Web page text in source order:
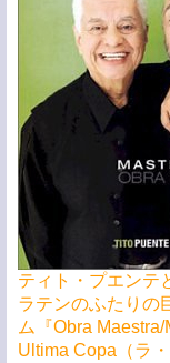
ティト・プエンテ
ラテンのふたりの
ム『Obra
Ultima Copa（ラ